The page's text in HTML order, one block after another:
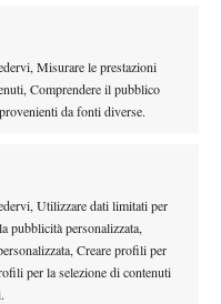
Misurare le prestazioni
Comprendere il pubblico
da fonti diverse.
Utilizzare dati limitati per
pubblicità personalizzata,
Creare profili per
per la selezione di contenuti